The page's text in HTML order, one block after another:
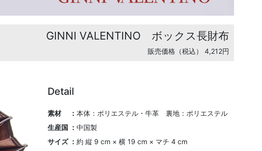
GINNI VALENTINO ボックス長財布
販売価格（税込） 4,212円
Detail
素材 ： 本体：ポリエステル・牛革 裏地：ポリエステル
生産国 ： 中国製
サイズ ： 約 縦 9 cm × 横 19 cm × マチ 4 cm